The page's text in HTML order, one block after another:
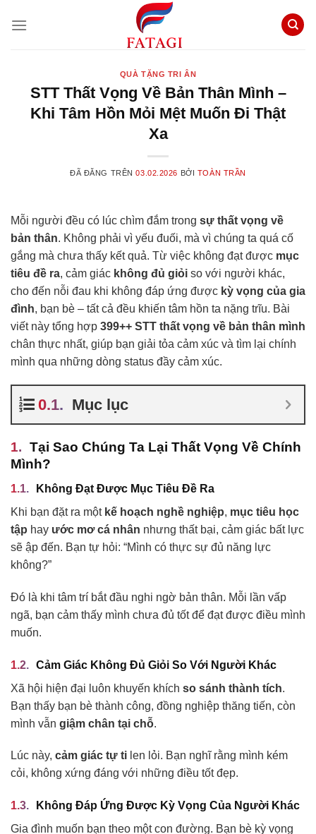
đến
QUÀ TẶNG TRI ÂN
STT Thất Vọng Về Bản Thân Mình –
Khi Tâm Hồn Mỏi Mệt Muốn Đi Thật
Xa
ĐÃ ĐĂNG TRÊN03.02.2026 BỞI TOÀN TRẦN
Mỗi người đều có lúc chìm đắm trong sự thất vọng về
bản thân. Không phải vì yếu đuối, mà vì chúng ta quá cố
gắng mà chưa thấy kết quả. Từ việc không đạt được mục
tiêu đề ra, cảm giác không đủ giỏi so với người khác,
cho đến nỗi đau khi không đáp ứng được kỳ vọng của gia
đình, bạn bè – tất cả đều khiến tâm hồn ta nặng trĩu. Bài
viết này tổng hợp 399++ STT thất vọng về bản thân mình
chân thực nhất, giúp bạn giải tỏa cảm xúc và tìm lại chính
mình qua những dòng status đầy cảm xúc.
Mục lục
Tại Sao Chúng Ta Lại Thất Vọng Về Chính
Mình?
Không Đạt Được Mục Tiêu Đề Ra
Khi bạn đặt ra một kế hoạch nghề nghiệp, mục tiêu học
tập hay ước mơ cá nhân nhưng thất bại, cảm giác bất lực
sẽ ập đến. Bạn tự hỏi: “Mình có thực sự đủ năng lực
không?”
Đó là khi tâm trí bắt đầu nghi ngờ bản thân. Mỗi lần vấp
ngã, bạn cảm thấy mình chưa đủ tốt để đạt được điều mình
muốn.
Cảm Giác Không Đủ Giỏi So Với Người Khác
Xã hội hiện đại luôn khuyến khích so sánh thành tích.
Bạn thấy bạn bè thành công, đồng nghiệp thăng tiến, còn
mình vẫn giậm chân tại chỗ.
Lúc này, cảm giác tự ti len lỏi. Bạn nghĩ rằng mình kém
cỏi, không xứng đáng với những điều tốt đẹp.
Không Đáp Ứng Được Kỳ Vọng Của Người Khác
Gia đình muốn bạn theo một con đường. Bạn bè kỳ vọng